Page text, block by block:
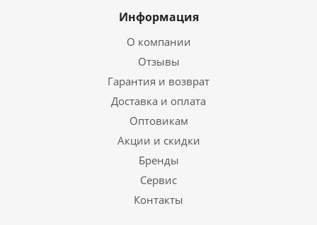
Информация
О компании
Отзывы
Гарантия и возврат
Доставка и оплата
Оптовикам
Акции и скидки
Бренды
Сервис
Контакты